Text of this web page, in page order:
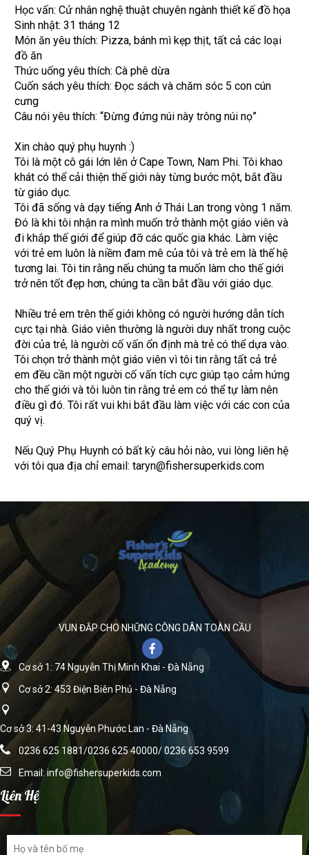
Học vấn: Cử nhân nghệ thuật chuyên ngành thiết kế đồ họa
Sinh nhật: 31 tháng 12
Món ăn yêu thích: Pizza, bánh mì kẹp thịt, tất cả các loại
đồ ăn
Thức uống yêu thích: Cà phê dừa
Cuốn sách yêu thích: Đọc sách và chăm sóc 5 con cún
cưng
Câu nói yêu thích: “Đừng đứng núi này trông núi nọ”
Xin chào quý phụ huynh :)
Tôi là một cô gái lớn lên ở Cape Town, Nam Phi. Tôi khao
khát có thể cải thiện thế giới này từng bước một, bắt đầu
từ giáo dục.
Tôi đã sống và dạy tiếng Anh ở Thái Lan trong vòng 1 năm.
Đó là khi tôi nhận ra mình muốn trở thành một giáo viên và
đi khắp thế giới để giúp đỡ các quốc gia khác. Làm việc
với trẻ em luôn là niềm đam mê của tôi và trẻ em là thế hệ
tương lai. Tôi tin rằng nếu chúng ta muốn làm cho thế giới
trở nên tốt đẹp hơn, chúng ta cần bắt đầu với giáo dục.
Nhiều trẻ em trên thế giới không có người hướng dẫn tích
cực tại nhà. Giáo viên thường là người duy nhất trong cuộc
đời của trẻ, là người cố vấn ổn định mà trẻ có thể dựa vào.
Tôi chọn trở thành một giáo viên vì tôi tin rằng tất cả trẻ
em đều cần một người cố vấn tích cực giúp tạo cảm hứng
cho thế giới và tôi luôn tin rằng trẻ em có thể tự làm nên
điều gì đó. Tôi rất vui khi bắt đầu làm việc với các con của
quý vị.
Nếu Quý Phụ Huynh có bất kỳ câu hỏi nào, vui lòng liên hệ
với tôi qua địa chỉ email: taryn@fishersuperkids.com
VUN ĐẮP CHO NHỮNG CÔNG DÂN TOÀN CẦU
Cơ sở 1: 74 Nguyễn Thị Minh Khai - Đà Nẵng
Cơ sở 2: 453 Điện Biên Phủ - Đà Nẵng
Cơ sở 3: 41-43 Nguyễn Phước Lan - Đà Nẵng
0236 625 1881/0236 625 40000/ 0236 653 9599
Email:info@fishersuperkids.com
Liên Hệ